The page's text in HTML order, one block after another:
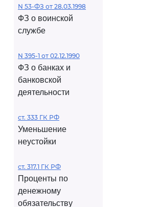
N 53-ФЗ от 28.03.1998
ФЗ о воинской
службе
N 395-1 от 02.12.1990
ФЗ о банках и
банковской
деятельности
ст. 333 ГК РФ
Уменьшение
неустойки
ст. 317.1 ГК РФ
Проценты по
денежному
обязательству